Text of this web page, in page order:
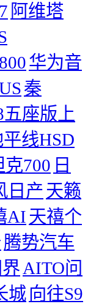
阿维塔
华为音
秦
五座版上
线HSD
克700 日
日产 天籁
AI 天禧个
腾势汽车
AITO问
城向往S9